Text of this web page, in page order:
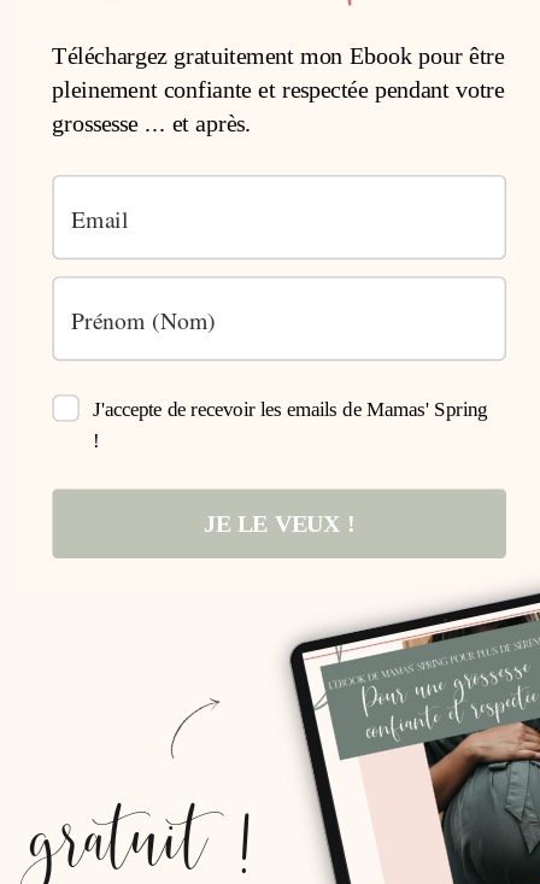
Téléchargez gratuitement mon Ebook pour être
pleinement confiante et respectée pendant votre
grossesse ... et après.
J'accepte de recevoir les emails de Mamas' Spring
!
JE LE VEUX !
gratuit !